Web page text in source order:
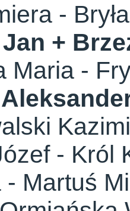
-
+
Maria -
- Król
Martuś